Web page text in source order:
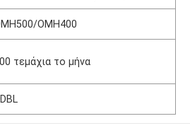
OMH400
τεμάχια το μήνα